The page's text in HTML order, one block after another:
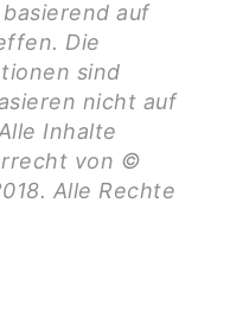
auf
Die
sind
nicht auf
Inhalte
von ©
Alle Rechte